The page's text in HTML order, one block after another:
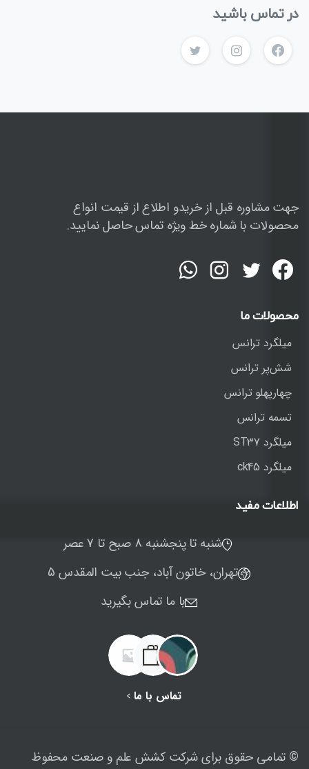
در تماس باشید
جهت مشاوره قبل از خریدو اطلاع از قیمت انواع
محصولات با شماره خط ویژه تماس حاصل نمایید.
محصولاتما
میلگرد ترانس
شش‌پر ترانس
چهارپهلو ترانس
تسمه ترانس
میلگرد ST37
میلگرد ck45
اطلاعاتمفید
شنبه تا پنجشنبه 8 صبح تا 7 عصر
تهران، خاتون آباد، جنب بیت المقدس 5
با ما تماس بگیرید
تماس با ما
© تمامی حقوق برای شرکت کشش علم و صنعت محفوظ